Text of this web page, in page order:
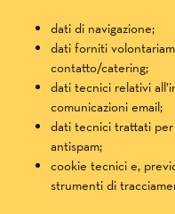
dati di navigazione;
dati forniti
contatto/catering;
dati tecnici relativi
comunicazioni email;
dati tecnici trattati
antispam;
cookie tecnici e,
strumenti di